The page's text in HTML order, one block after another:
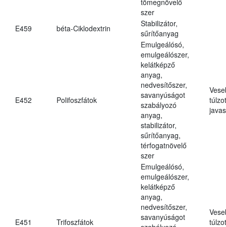
szer
E459
béta-Ciklodextrin
Stabilizátor,
sűrítőanyag
E452 Polifoszfátok
Emulgeálósó,
emulgeálószer,
kelátképző
anyag,
nedvesítőszer,
savanyúságot
szabályozó
anyag,
stabilizátor,
sűrítőanyag,
térfogatnövelő
szer
E451 Trifoszfátok
Emulgeálósó,
emulgeálószer,
kelátképző
anyag,
nedvesítőszer,
savanyúságot